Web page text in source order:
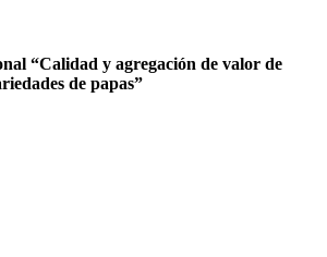
“Calidad y agregación de valor de
de papas”